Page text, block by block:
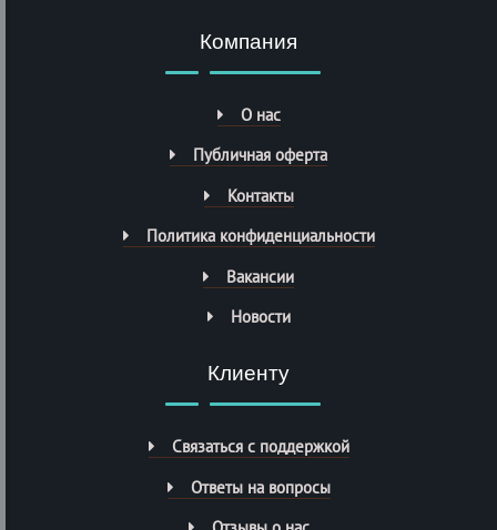
Компания
О нас
Публичная оферта
Контакты
Политика конфиденциальности
Вакансии
Новости
Клиенту
Связаться с поддержкой
Ответы на вопросы